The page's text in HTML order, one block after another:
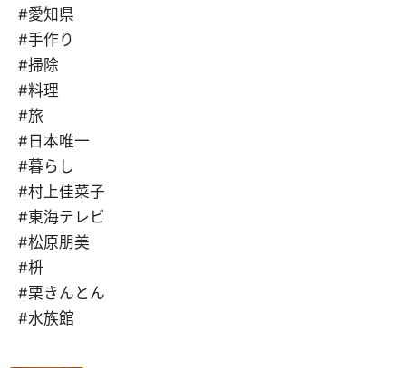
#愛知県
#手作り
#掃除
#料理
#旅
#日本唯一
#暮らし
#村上佳菜子
#東海テレビ
#松原朋美
#枡
#栗きんとん
#水族館